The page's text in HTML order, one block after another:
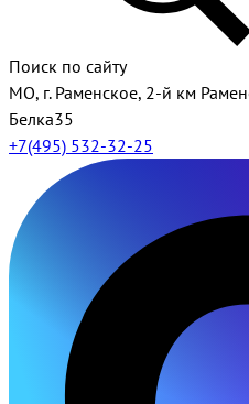
Поиск по сайту
МО, г. Раменское, 2-й км
Белка35
+7(495) 532-32-25